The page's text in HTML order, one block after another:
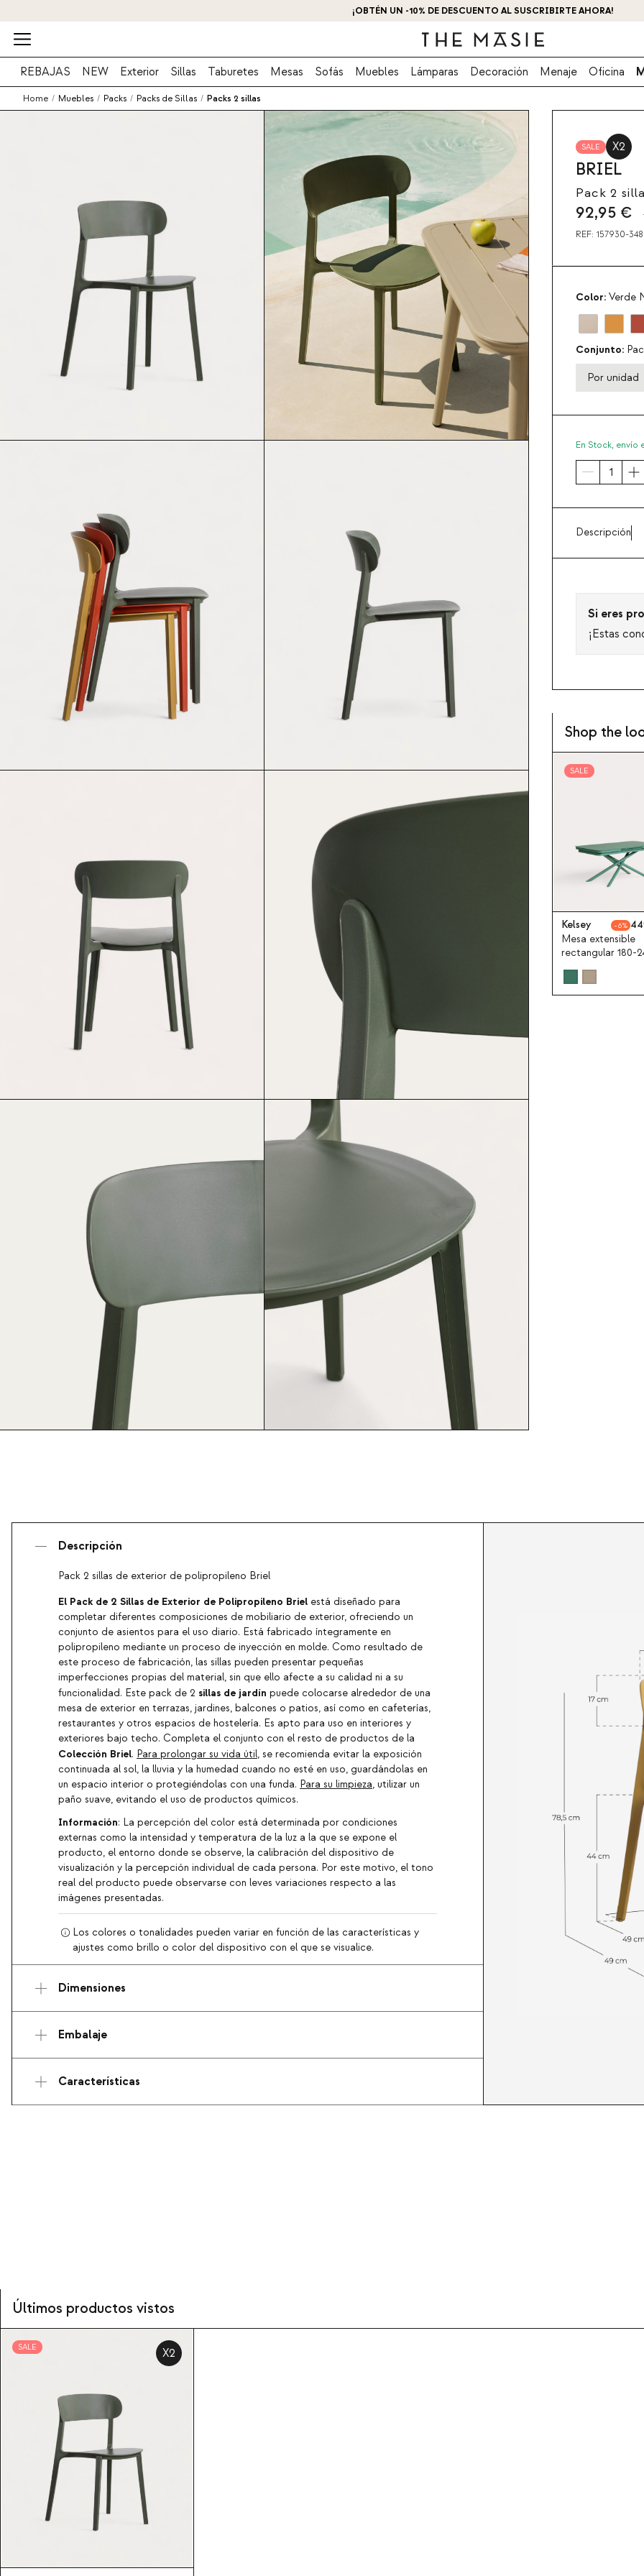
¡OBTÉN UN -10% DE DESCUENTO AL SUSCRIBIRTE AHORA!
REBAJAS NEW Exterior Sillas Taburetes Mesas Sofás Muebles Lámparas Decoración Menaje Oficina
Home / Muebles / Packs / Packs de Sillas / Packs 2 sillas
SALE X2
BRIEL
Pack 2
92,95 €
REF: 157930-
Color: Verde
Conjunto:
Por unidad
En Stock, envío
Descripción
Si eres
¡Estas
Shop the
SALE
Kelsey 6
Mesa extensible
rectangular 180-
cm de exterior de
Descripción
Pack 2 sillas de exterior de polipropileno Briel
El Pack de 2 Sillas de Exterior de Polipropileno Briel está diseñado para
completar diferentes composiciones de mobiliario de exterior, ofreciendo un
conjunto de asientos para el uso diario. Está fabricado íntegramente en
polipropileno mediante un proceso de inyección en molde. Como resultado de
este proceso de fabricación, las sillas pueden presentar pequeñas
imperfecciones propias del material, sin que ello afecte a su calidad ni a su
funcionalidad. Este pack de 2 sillas de jardín puede colocarse alrededor de una
mesa de exterior en terrazas, jardines, balcones o patios, así como en cafeterías,
restaurantes y otros espacios de hostelería. Es apto para uso en interiores y
exteriores bajo techo. Completa el conjunto con el resto de productos de la
Colección Briel. Para prolongar su vida útil, se recomienda evitar la exposición
continuada al sol, la lluvia y la humedad cuando no esté en uso, guardándolas en
un espacio interior o protegiéndolas con una funda. Para su limpieza, utilizar un
paño suave, evitando el uso de productos químicos.
Información: La percepción del color está determinada por condiciones
externas como la intensidad y temperatura de la luz a la que se expone el
producto, el entorno donde se observe, la calibración del dispositivo de
visualización y la percepción individual de cada persona. Por este motivo, el tono
real del producto puede observarse con leves variaciones respecto a las
imágenes presentadas.
Los colores o tonalidades pueden variar en función de las características y
ajustes como brillo o color del dispositivo con el que se visualice.
Dimensiones
Embalaje
Características
Últimos productos vistos
SALE X2